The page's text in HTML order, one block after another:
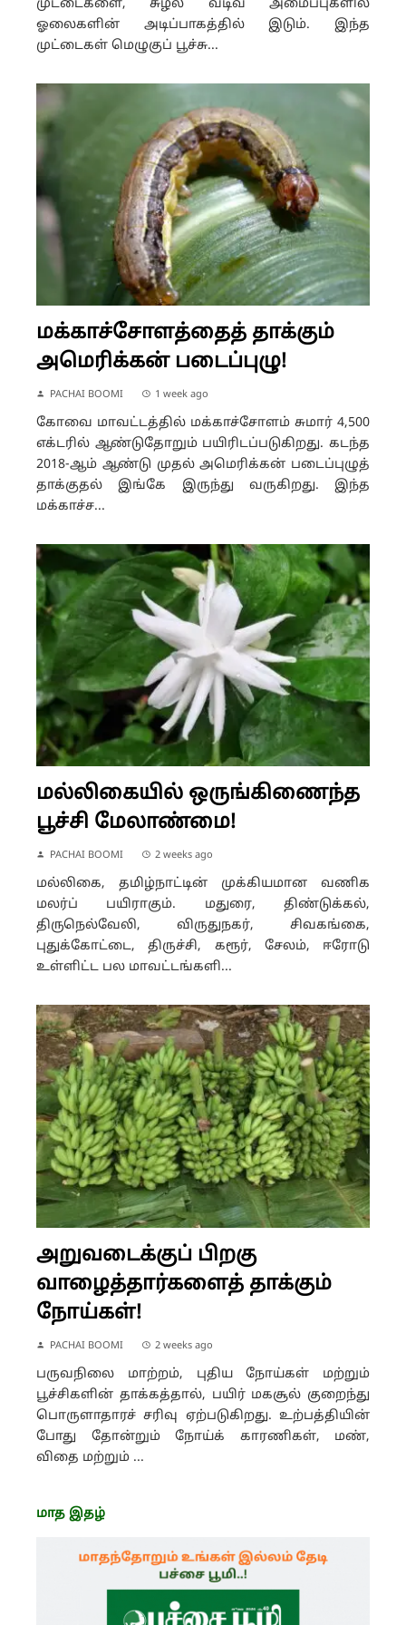
முட்டைகளை, சுழல் வடிவ அமைப்புகளில்
ஓலைகளின் அடிப்பாகத்தில் இடும். இந்த
முட்டைகள் மெழுகுப் பூச்சு...
மக்காச்சோளத்தைத் தாக்கும்
அமெரிக்கன் படைப்புழு!
PACHAI BOOMI 1 week ago
கோவை மாவட்டத்தில் மக்காச்சோளம் சுமார் 4,500
எக்டரில் ஆண்டுதோறும் பயிரிடப்படுகிறது. கடந்த
2018-ஆம் ஆண்டு முதல் அமெரிக்கன் படைப்புழுத்
தாக்குதல் இங்கே இருந்து வருகிறது. இந்த
மக்காச்ச...
மல்லிகையில் ஒருங்கிணைந்த
பூச்சி மேலாண்மை!
PACHAI BOOMI 2 weeks ago
மல்லிகை, தமிழ்நாட்டின் முக்கியமான வணிக
மலர்ப் பயிராகும். மதுரை, திண்டுக்கல்,
திருநெல்வேலி, விருதுநகர், சிவகங்கை,
புதுக்கோட்டை, திருச்சி, கரூர், சேலம், ஈரோடு
உள்ளிட்ட பல மாவட்டங்களி...
அறுவடைக்குப் பிறகு
வாழைத்தார்களைத் தாக்கும்
நோய்கள்!
PACHAI BOOMI 2 weeks ago
பருவநிலை மாற்றம், புதிய நோய்கள் மற்றும்
பூச்சிகளின் தாக்கத்தால், பயிர் மகசூல் குறைந்து
பொருளாதாரச் சரிவு ஏற்படுகிறது. உற்பத்தியின்
போது தோன்றும் நோய்க் காரணிகள், மண்,
விதை மற்றும் ...
மாத இதழ்